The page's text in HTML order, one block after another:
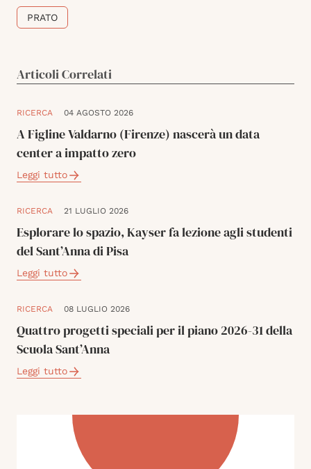
PRATO
Articoli Correlati
RICERCA 04 AGOSTO 2026
A Figline Valdarno (Firenze) nascerà un data
center a impatto zero
Leggi tutto
RICERCA 21 LUGLIO 2026
Esplorare lo spazio, Kayser fa lezione agli studenti
del Sant’Anna di Pisa
Leggi tutto
RICERCA 08 LUGLIO 2026
Quattro progetti speciali per il piano 2026-31 della
Scuola Sant’Anna
Leggi tutto